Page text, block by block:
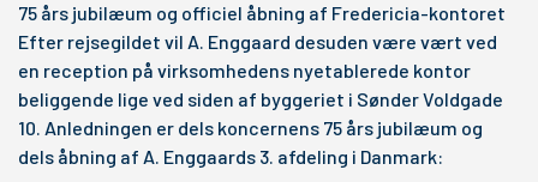
75 års jubilæum og officiel åbning af Fredericia-kontoret
Efter rejsegildet vil A. Enggaard desuden være vært ved
en reception på virksomhedens nyetablerede kontor
beliggende lige ved siden af byggeriet i Sønder Voldgade
10. Anledningen er dels koncernens 75 års jubilæum og
dels åbning af A. Enggaards 3. afdeling i Danmark: